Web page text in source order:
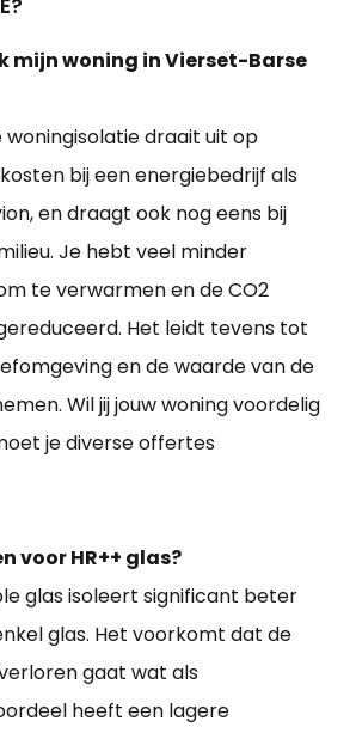
mijn woning in Vierset-Barse
woningisolatie draait uit op
bij een energiebedrijf als
en draagt ook nog eens bij
Je hebt veel minder
te verwarmen en de CO2
Het leidt tevens tot
en de waarde van de
Wil jij jouw woning voordelig
je diverse offertes
voor HR++ glas?
glas isoleert significant beter
glas. Het voorkomt dat de
gaat wat als
heeft een lagere